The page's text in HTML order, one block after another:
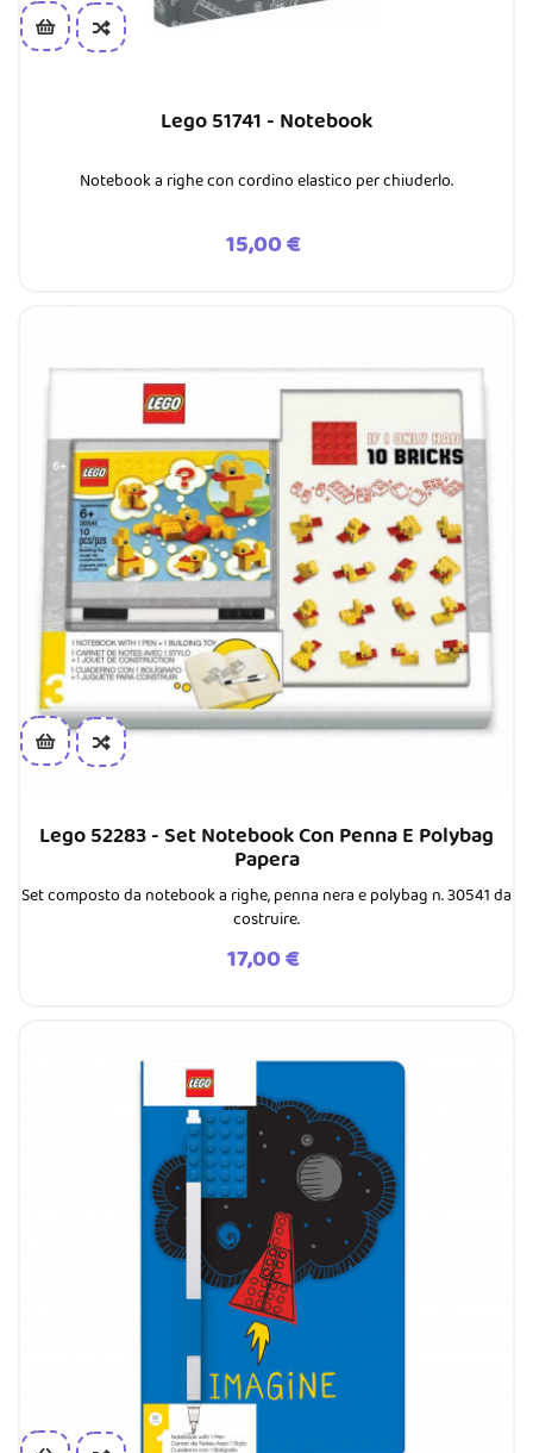
Lego 51741 - Notebook
Notebook a righe con cordino elastico per chiuderlo.
Prezzo
15,00 €
Lego 52283 - Set Notebook Con Penna E Polybag
Papera
Set composto da notebook a righe, penna nera e polybag n. 30541 da
costruire.
Prezzo
17,00 €